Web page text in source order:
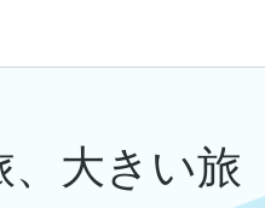
、大きい旅